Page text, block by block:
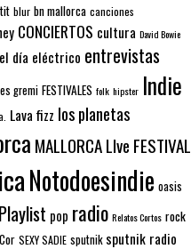
blur bn mallorca canciones
CONCIERTOS cultura David Bowie
el día eléctrico entrevistas
es gremi FESTIVALES folk hipster Indie
Lava fizz los planetas
MALLORCA LIve FESTIVAL
Notodoesindie oasis
Playlist pop radio Relatos Cortos rock
SEXY SADIE sputnik sputnik radio